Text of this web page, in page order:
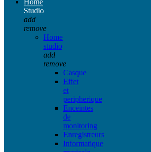
Studio
add
remove
Home
studio
add
remove
Casque
Effet
et
peripherique
Enceintes
de
monitoring
Enregistreurs
Informatique